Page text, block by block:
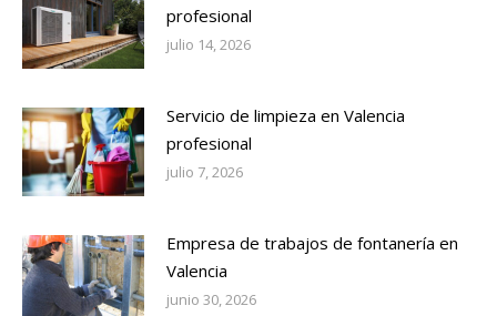
profesional
julio 14, 2026
Servicio de limpieza en Valencia
profesional
julio 7, 2026
Empresa de trabajos de fontanería en
Valencia
junio 30, 2026